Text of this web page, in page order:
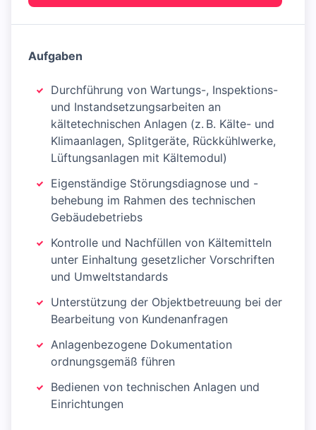
Aufgaben
Durchführung von Wartungs-, Inspektions-
und Instandsetzungsarbeiten an
kältetechnischen Anlagen (z. B. Kälte- und
Klimaanlagen, Splitgeräte, Rückkühlwerke,
Lüftungsanlagen mit Kältemodul)
Eigenständige Störungsdiagnose und -
behebung im Rahmen des technischen
Gebäudebetriebs
Kontrolle und Nachfüllen von Kältemitteln
unter Einhaltung gesetzlicher Vorschriften
und Umweltstandards
Unterstützung der Objektbetreuung bei der
Bearbeitung von Kundenanfragen
Anlagenbezogene Dokumentation
ordnungsgemäß führen
Bedienen von technischen Anlagen und
Einrichtungen